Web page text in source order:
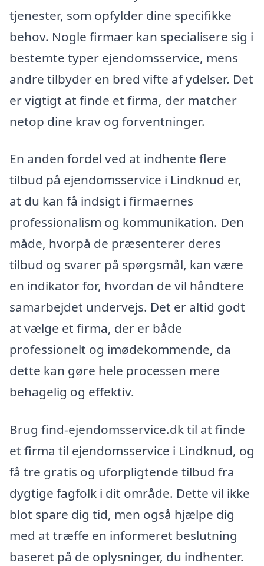
tjenester, som opfylder dine specifikke
behov. Nogle firmaer kan specialisere sig i
bestemte typer ejendomsservice, mens
andre tilbyder en bred vifte af ydelser. Det
er vigtigt at finde et firma, der matcher
netop dine krav og forventninger.
En anden fordel ved at indhente flere
tilbud på ejendomsservice i Lindknud er,
at du kan få indsigt i firmaernes
professionalism og kommunikation. Den
måde, hvorpå de præsenterer deres
tilbud og svarer på spørgsmål, kan være
en indikator for, hvordan de vil håndtere
samarbejdet undervejs. Det er altid godt
at vælge et firma, der er både
professionelt og imødekommende, da
dette kan gøre hele processen mere
behagelig og effektiv.
Brug find-ejendomsservice.dk til at finde
et firma til ejendomsservice i Lindknud, og
få tre gratis og uforpligtende tilbud fra
dygtige fagfolk i dit område. Dette vil ikke
blot spare dig tid, men også hjælpe dig
med at træffe en informeret beslutning
baseret på de oplysninger, du indhenter.